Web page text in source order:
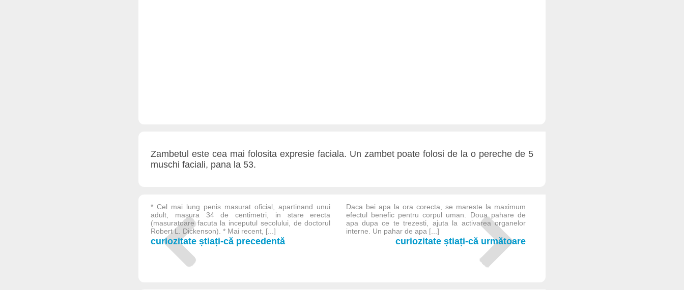
Zambetul este cea mai folosita expresie faciala. Un zambet poate folosi de la o pereche de 5
muschi faciali, pana la 53.
* Cel mai lung penis masurat oficial, apartinand unui
adult, masura 34 de centimetri, in stare erecta
(masuratoare facuta la inceputul secolului, de doctorul
Robert L. Dickenson). * Mai recent, [...]
curiozitate știați-că precedentă
Daca bei apa la ora corecta, se mareste la maximum
efectul benefic pentru corpul uman. Doua pahare de
apa dupa ce te trezesti, ajuta la activarea organelor
interne. Un pahar de apa [...]
curiozitate știați-că următoare